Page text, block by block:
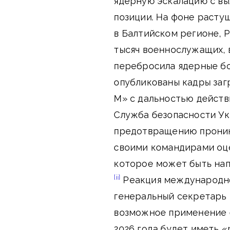
позиции. На фоне
в Балтийском регионе,
тысяч военнослужащих,
перебросила ядерные
опубликованы кадры
М» с дальностью
Служба безопасности
предотвращению
своими командирами
которое может быть
[ii] Реакция
генеральный
возможное применение